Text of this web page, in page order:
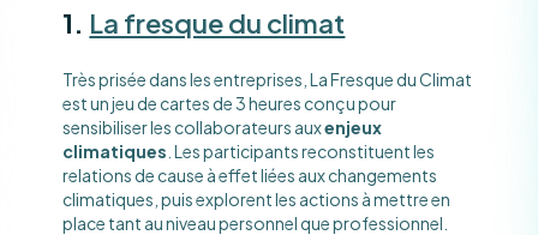
1. La fresque du climat
Très prisée dans les entreprises, La Fresque du Climat
est un jeu de cartes de 3 heures conçu pour
sensibiliser les collaborateurs auxenjeux
climatiques . Les participants reconstituent les
relations de cause à effet liées aux changements
climatiques, puis explorent les actions à mettre en
place tant au niveau personnel que professionnel.